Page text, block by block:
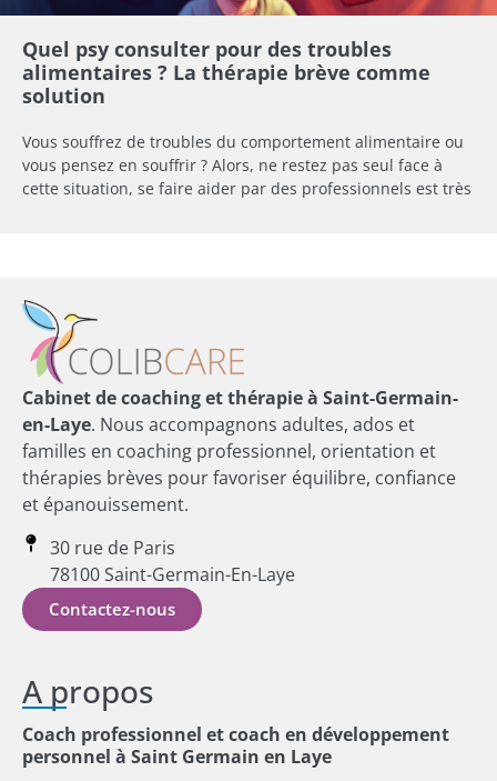
Quel psy consulter pour des troubles
alimentaires ? La thérapie brève comme
solution
Vous souffrez de troubles du comportement alimentaire ou
vous pensez en souffrir ? Alors, ne restez pas seul face à
cette situation, se faire aider par des professionnels est très
Cabinet de coaching et thérapie à Saint-Germain-
en-Laye. Nous accompagnons adultes, ados et
familles en coaching professionnel, orientation et
thérapies brèves pour favoriser équilibre, confiance
et épanouissement.
30 rue de Paris
78100 Saint-Germain-En-Laye
Contactez-nous
A propos
Coach professionnel et coach en développement
personnel à Saint Germain en Laye